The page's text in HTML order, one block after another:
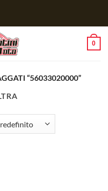
0
“56033020000”